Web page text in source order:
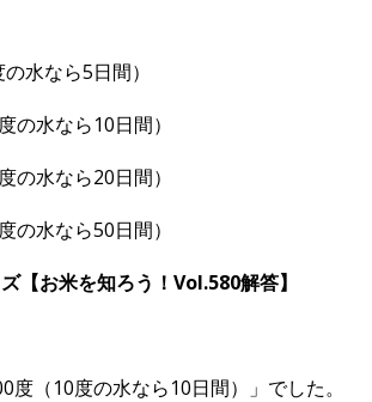
水なら5日間）
の水なら10日間）
の水なら20日間）
の水なら50日間）
【お米を知ろう！Vol.580解答】
度（10度の水なら10日間）」でした。